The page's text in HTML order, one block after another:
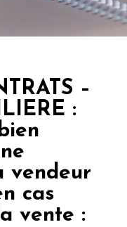
–
:
vendeur
cas
vente :